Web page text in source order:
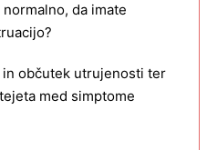
da imate
občutek utrujenosti ter
med simptome